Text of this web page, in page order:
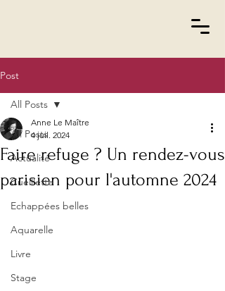
Post
All Posts
Actualité
Cueillette
Echappées belles
Aquarelle
Livre
Stage
All Posts
Faire refuge ? Un rendez-vous
parisien pour l'automne 2024
Anne Le Maître
4 juil. 2024